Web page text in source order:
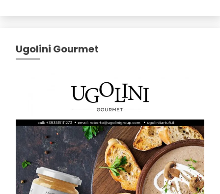
Ugolini Gourmet